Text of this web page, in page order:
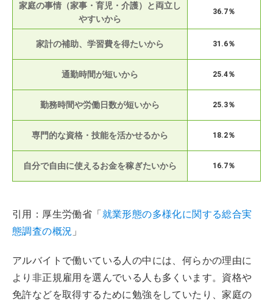
家庭の事情（家事・育児・介護）と両立し
やすいから
36.7％
家計の補助、学習費を得たいから 31.6％
通勤時間が短いから 25.4％
勤務時間や労働日数が短いから 25.3％
専門的な資格・技能を活かせるから 18.2％
自分で自由に使えるお金を稼ぎたいから 16.7％
引用：厚生労働省「就業形態の多様化に関する総合実
態調査の概況 」
アルバイトで働いている人の中には、何らかの理由に
より非正規雇用を選んでいる人も多くいます。資格や
免許などを取得するために勉強をしていたり、家庭の